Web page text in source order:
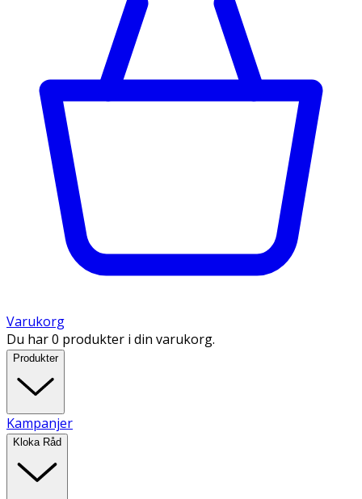
Varukorg
Du har 0 produkter i din varukorg.
Produkter
Kampanjer
Kloka Råd